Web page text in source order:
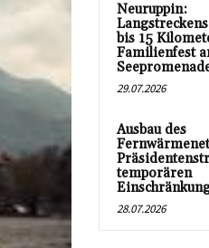
Neuruppin:
bis 15
Familienfest
29.07.2026
Ausbau des
temporären
28.07.2026